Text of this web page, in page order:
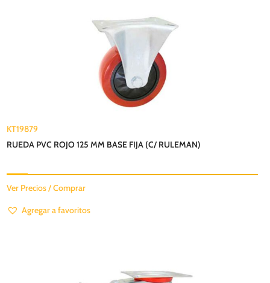
KT19879
RUEDA PVC ROJO 125 MM BASE FIJA (C/ RULEMAN)
Ver Precios / Comprar
Agregar a favoritos